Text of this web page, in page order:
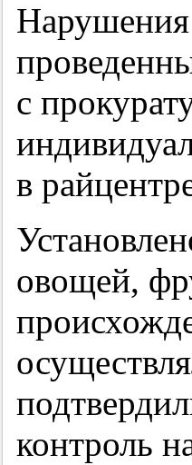
с
в
овощей,
контроль